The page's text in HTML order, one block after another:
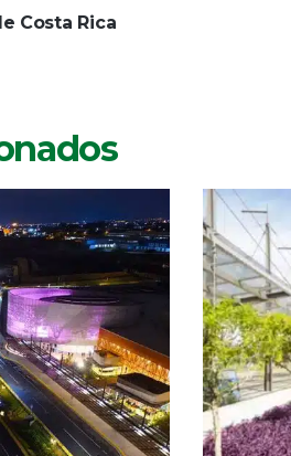
Costa Rica